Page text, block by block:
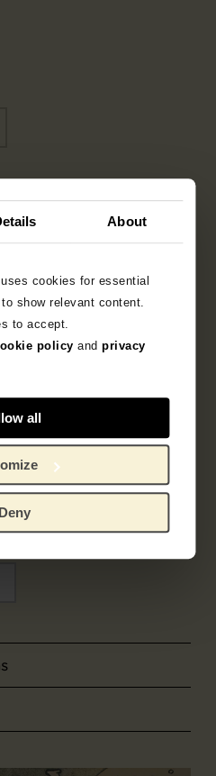
About
uses cookies for essential
show relevant content.
to accept.
policy andprivacy
all
Deny